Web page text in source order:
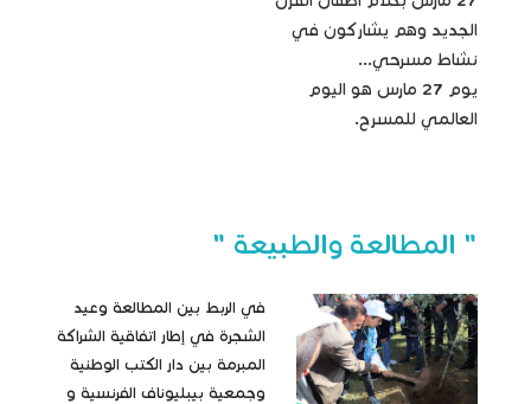
الجديد وهم يشاركون في
نشاط مسرحي...
يوم 27 مارس هو اليوم
العالمي للمسرح.
" المطالعة والطبيعة "
في الربط بين المطالعة وعيد
الشجرة في إطار اتفاقية الشراكة
المبرمة بين دار الكتب الوطنية
وجمعية بيبليوناف الفرنسية و